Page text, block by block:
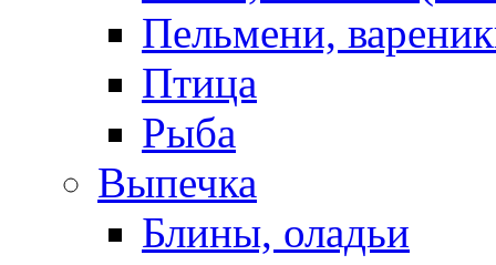
Пельмени,
Птица
Рыба
Выпечка
Блины, оладьи